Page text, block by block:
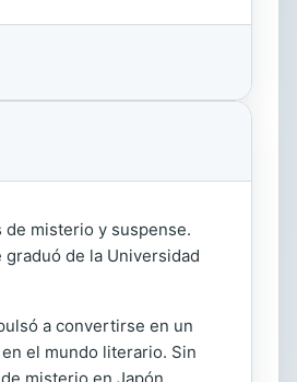
de misterio y suspense.
de la Universidad
a convertirse en un
el mundo literario. Sin